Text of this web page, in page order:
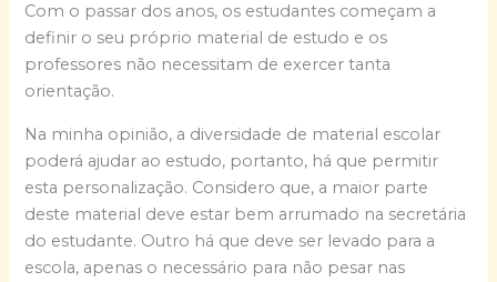
Com o passar dos anos, os estudantes começam a
definir o seu próprio material de estudo e os
professores não necessitam de exercer tanta
orientação.
Na minha opinião, a diversidade de material escolar
poderá ajudar ao estudo, portanto, há que permitir
esta personalização. Considero que, a maior parte
deste material deve estar bem arrumado na secretária
do estudante. Outro há que deve ser levado para a
escola, apenas o necessário para não pesar nas